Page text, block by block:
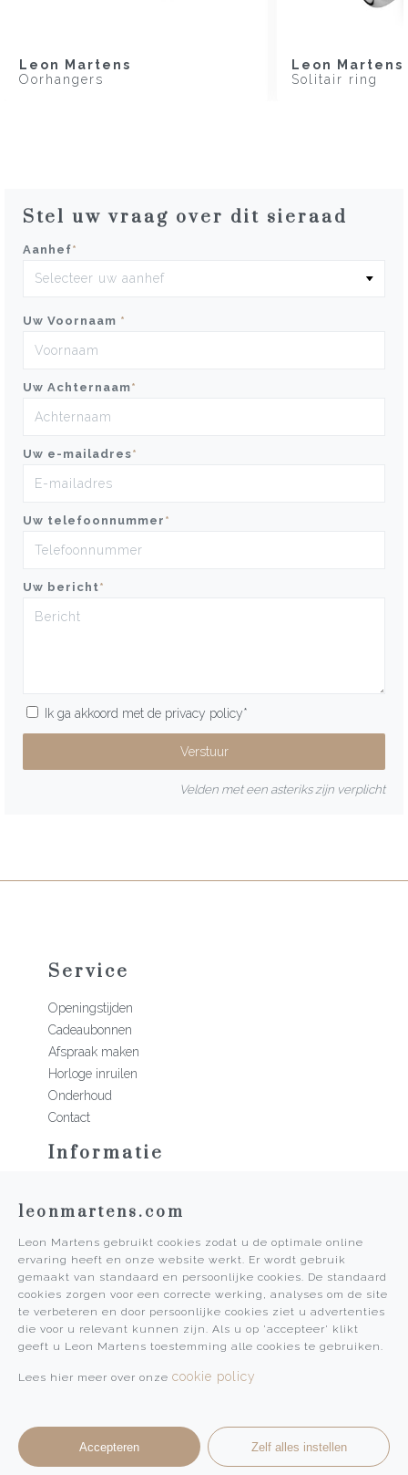
Leon Martens
Oorhangers
Leon Martens
Solitair ring
Stel uw vraag over dit sieraad
Aanhef*
Uw Voornaam *
Uw Achternaam*
Uw e-mailadres*
Uw telefoonnummer *
Uw bericht*
Ik ga akkoord met de privacy policy*
Velden met een asteriks zijn verplicht
Service
Openingstijden
Cadeaubonnen
Afspraak maken
Horloge inruilen
Onderhoud
Contact
Informatie
Historie
Algemene voorwaarden
Privacy Policy
Pers
Leon Martens
Leon Martens Juwelier
leonmartens.com
Leon Martens gebruikt cookies zodat u de optimale online
ervaring heeft en onze website werkt. Er wordt gebruik
gemaakt van standaard en persoonlijke cookies. De standaard
cookies zorgen voor een correcte werking, analyses om de site
te verbeteren en door persoonlijke cookies ziet u advertenties
die voor u relevant kunnen zijn. Als u op 'accepteer' klikt
geeft u Leon Martens toestemming alle cookies te gebruiken.
Lees hier meer over onze cookie policy
Accepteren Zelf alles instellen